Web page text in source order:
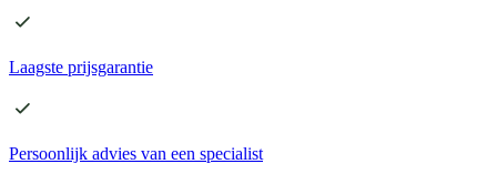
Laagste prijsgarantie
Persoonlijk advies van een specialist